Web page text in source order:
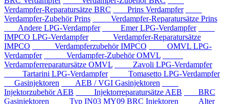
Verdampfer-Reparatursätze BRC
Prins Verdampfer
Verdampfer-Zubehör Prins
Verdampfer-Reparatursätze Prins
Andere LPG-Verdampfer
Emer LPG-Verdampfer
IMPCO LPG-Verdampfer
Verdampfer-Reparatursätze
IMPCO
Verdampferzubehör IMPCO
OMVL LPG-
Verdampfer
Verdampfer-Zubehör OMVL
Verdampferreparatursätze OMVL
Zavoli LPG-Verdampfer
Tartarini LPG-Verdampfer
Tomasetto LPG-Verdampfer
Gasinjektoren
AEB / VGI Gasinjektoren
Injektorzubehör AEB
Injektorreparatursätze AEB
BRC
Gasinjektoren
Typ IN03 MY09 BRC Injektoren
Alter